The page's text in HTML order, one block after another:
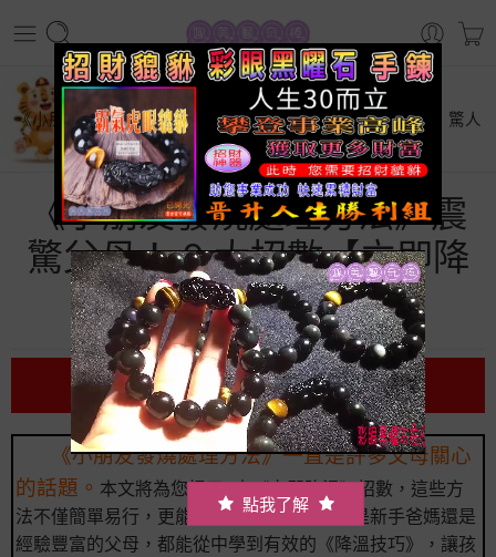
首頁
生活百科
《小朋友發燒處理方法》震驚父母！ 9 大招數【立即降溫】驚人
效果
《小朋友發燒處理方法》震
驚父母！ 9 大招數【立即降
溫】驚人效果
前言
《小朋友發燒處理方法》一直是許多父母關心
的話題。 本文將為您揭示9大《立即降溫》招數，這些方
法不僅簡單易行，更能帶來驚人效果。無論是新手爸媽還是
經驗豐富的父母，都能從中學到有效的《降溫技巧》，讓孩
點我了解